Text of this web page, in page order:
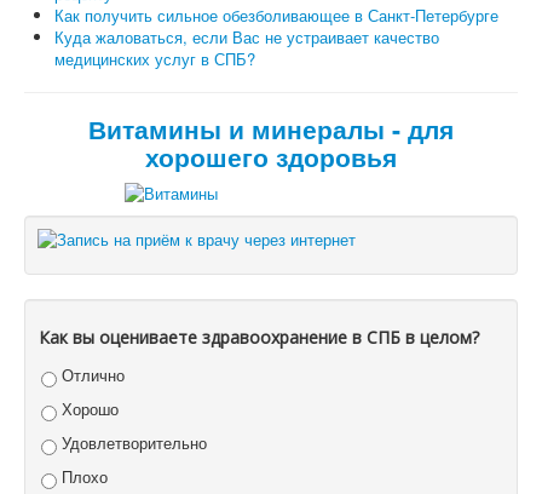
Как получить сильное обезболивающее в Санкт-Петербурге
Куда жаловаться, если Вас не устраивает качество
медицинских услуг в СПБ?
Витамины и минералы - для
хорошего здоровья
Как вы оцениваете здравоохранение в СПБ в целом?
Отлично
Хорошо
Удовлетворительно
Плохо